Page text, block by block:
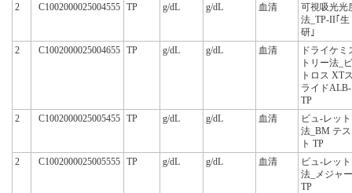
2
C1002000025004555 TP g/dL g/dL 血清
可視吸光光
法_TP-II｢生
研｣
2
C1002000025004655 TP g/dL g/dL 血清
ドライケミ
トリー法_ビ
トロス XT
ライドALB-
TP
2
C1002000025005455 TP g/dL g/dL 血清
ビュ-レット
法_BM テス
ト TP
2
C1002000025005555 TP g/dL g/dL 血清
ビュ-レット
法_メジャー
TP